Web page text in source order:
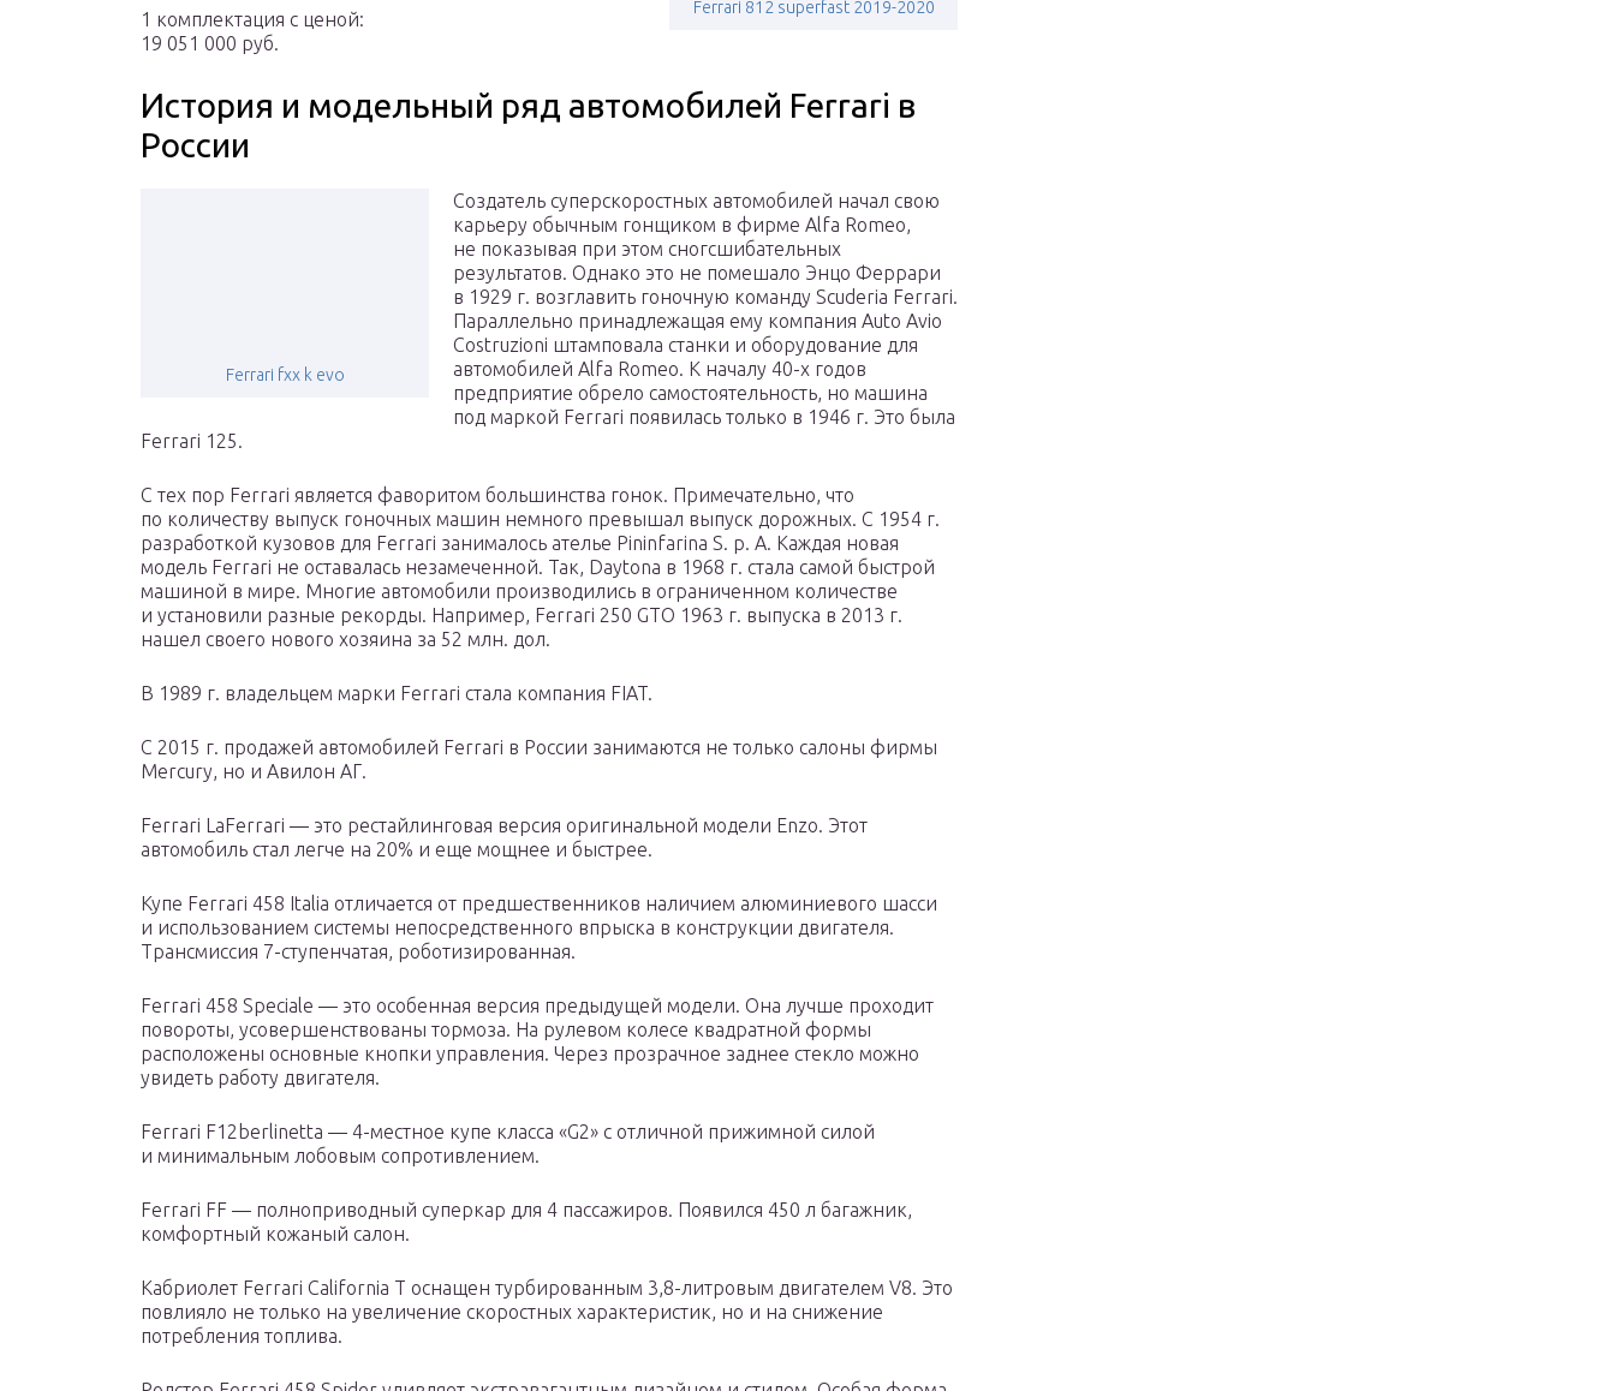
Ferrari 812 superfast 2019-2020
1 комплектация с ценой:
19 051 000 руб.
История и модельный ряд автомобилей Ferrari в
России
Ferrari fxx k evo
Создатель суперскоростных автомобилей начал свою
карьеру обычным гонщиком в фирме Alfa Romeo,
не показывая при этом сногсшибательных
результатов. Однако это не помешало Энцо Феррари
в 1929 г. возглавить гоночную команду Scuderia Ferrari.
Параллельно принадлежащая ему компания Auto Avio
Costruzioni штамповала станки и оборудование для
автомобилей Alfa Romeo. К началу 40-х годов
предприятие обрело самостоятельность, но машина
под маркой Ferrari появилась только в 1946 г. Это была
Ferrari 125.
С тех пор Ferrari является фаворитом большинства гонок. Примечательно, что
по количеству выпуск гоночных машин немного превышал выпуск дорожных. С 1954 г.
разработкой кузовов для Ferrari занималось ателье Pininfarina S. p. A. Каждая новая
модель Ferrari не оставалась незамеченной. Так, Daytona в 1968 г. стала самой быстрой
машиной в мире. Многие автомобили производились в ограниченном количестве
и установили разные рекорды. Например, Ferrari 250 GTO 1963 г. выпуска в 2013 г.
нашел своего нового хозяина за 52 млн. дол.
В 1989 г. владельцем марки Ferrari стала компания FIAT.
С 2015 г. продажей автомобилей Ferrari в России занимаются не только салоны фирмы
Mercury, но и Авилон АГ.
Ferrari LaFerrari — это рестайлинговая версия оригинальной модели Enzo. Этот
автомобиль стал легче на 20% и еще мощнее и быстрее.
Купе Ferrari 458 Italia отличается от предшественников наличием алюминиевого шасси
и использованием системы непосредственного впрыска в конструкции двигателя.
Трансмиссия 7-ступенчатая, роботизированная.
Ferrari 458 Speciale — это особенная версия предыдущей модели. Она лучше проходит
повороты, усовершенствованы тормоза. На рулевом колесе квадратной формы
расположены основные кнопки управления. Через прозрачное заднее стекло можно
увидеть работу двигателя.
Ferrari F12berlinetta — 4-местное купе класса «G2» с отличной прижимной силой
и минимальным лобовым сопротивлением.
Ferrari FF — полноприводный суперкар для 4 пассажиров. Появился 450 л багажник,
комфортный кожаный салон.
Кабриолет Ferrari California T оснащен турбированным 3,8-литровым двигателем V8. Это
повлияло не только на увеличение скоростных характеристик, но и на снижение
потребления топлива.